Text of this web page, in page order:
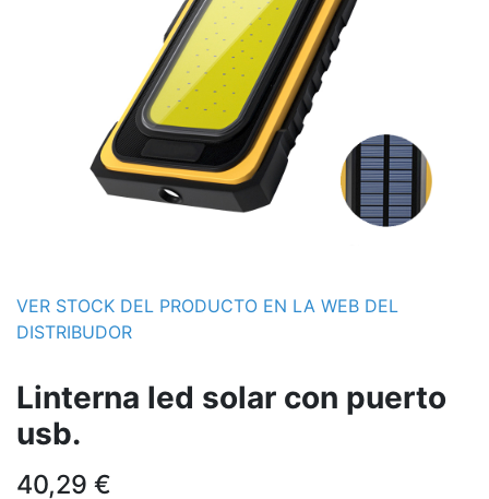
VER STOCK DEL PRODUCTO EN LA WEB DEL
DISTRIBUDOR
Linterna led solar con puerto
usb.
40,29 €